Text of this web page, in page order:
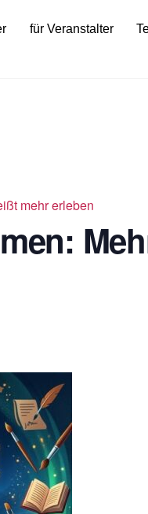
für Veranstalter
mehr erleben